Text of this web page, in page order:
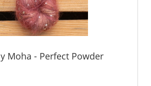
Moha - Perfect Powder